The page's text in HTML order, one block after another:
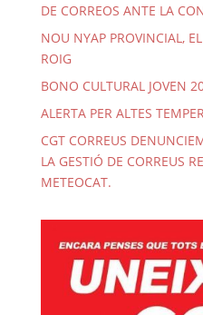
DE CORREOS ANTE LA
NOU NYAP PROVINCIAL,
ROIG
BONO CULTURAL JOVEN
ALERTA PER ALTES
CGT CORREUS
LA GESTIÓ DE CORREUS
METEOCAT.